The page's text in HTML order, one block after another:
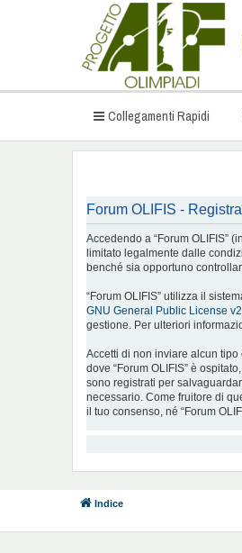
Collegamenti Rapidi
Forum OLIFIS -
Accedendo a “Forum OLIFIS”
limitato legalmente dalle
benché sia opportuno
“Forum OLIFIS” utilizza il
GNU General Public License v2
gestione. Per ulteriori
Accetti di non inviare alcun
dove “Forum OLIFIS” è
sono registrati per
necessario. Come fruitore di
il tuo consenso, né “Forum
Indice